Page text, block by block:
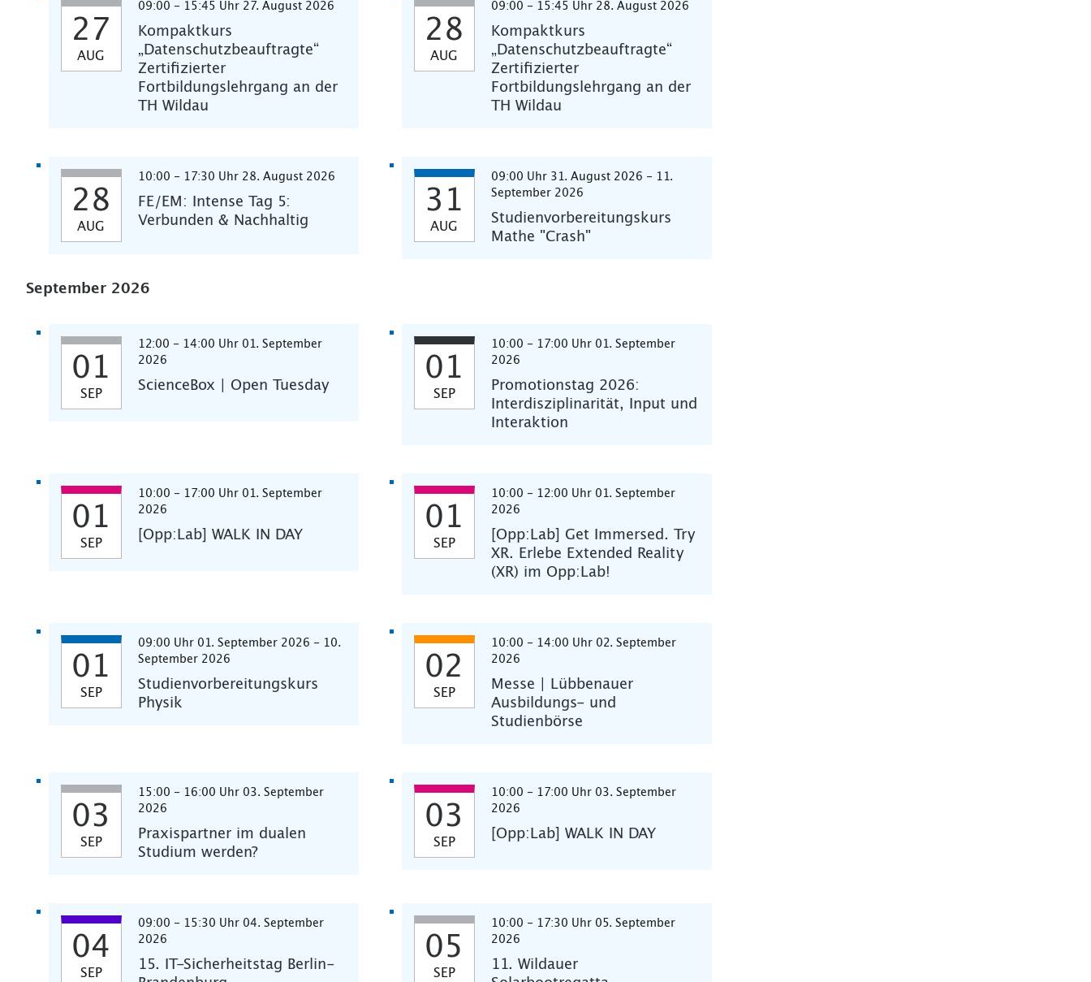
27
AUG
09:00 - 15:45 Uhr 27. August 2026
Kompaktkurs
„Datenschutzbeauftragte“
Zertifizierter
Fortbildungslehrgang an der
TH Wildau
28
AUG
09:00 - 15:45 Uhr 28. August 2026
Kompaktkurs
„Datenschutzbeauftragte“
Zertifizierter
Fortbildungslehrgang an der
TH Wildau
28
AUG
10:00 - 17:30 Uhr 28. August 2026
FE/EM: Intense Tag 5:
Verbunden & Nachhaltig
31
AUG
09:00 Uhr 31. August 2026 - 11.
September 2026
Studienvorbereitungskurs
Mathe "Crash"
September 2026
01
SEP
12:00 - 14:00 Uhr 01. September
2026
ScienceBox | Open Tuesday
01
SEP
10:00 - 17:00 Uhr 01. September
2026
Promotionstag 2026:
Interdisziplinarität, Input und
Interaktion
01
SEP
10:00 - 17:00 Uhr 01. September
2026
[Opp:Lab] WALK IN DAY
01
SEP
10:00 - 12:00 Uhr 01. September
2026
[Opp:Lab] Get Immersed. Try
XR. Erlebe Extended Reality
(XR) im Opp:Lab!
01
SEP
09:00 Uhr 01. September 2026 - 10.
September 2026
Studienvorbereitungskurs
Physik
02
SEP
10:00 - 14:00 Uhr 02. September
2026
Messe | Lübbenauer
Ausbildungs- und
Studienbörse
03
SEP
15:00 - 16:00 Uhr 03. September
2026
Praxispartner im dualen
Studium werden?
03
SEP
10:00 - 17:00 Uhr 03. September
2026
[Opp:Lab] WALK IN DAY
04
SEP
09:00 - 15:30 Uhr 04. September
2026
15. IT-Sicherheitstag Berlin-
05
SEP
10:00 - 17:30 Uhr 05. September
2026
11. Wildauer